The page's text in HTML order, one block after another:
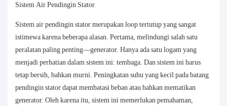
Sistem Air Pendingin Stator
Sistem air pendingin stator merupakan loop tertutup yang sangat
istimewa karena beberapa alasan. Pertama, melindungi salah satu
peralatan paling penting—generator. Hanya ada satu logam yang
menjadi perhatian dalam sistem ini: tembaga. Dan sistem ini harus
tetap bersih, bahkan murni. Peningkatan suhu yang kecil pada batang
pendingin stator dapat membatasi beban atau bahkan mematikan
generator. Oleh karena itu, sistem ini memerlukan pemahaman,